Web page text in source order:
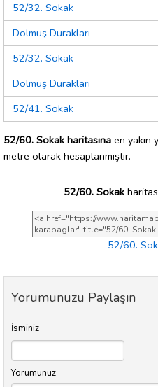
52/32. Sokak
Dolmuş Durakları
52/32. Sokak
Dolmuş Durakları
52/41. Sokak
52/60. Sokak haritasına en yakın
metre olarak hesaplanmıştır.
52/60. Sokak
52/60.
Yorumunuzu Paylaşın
İsminiz
Yorumunuz